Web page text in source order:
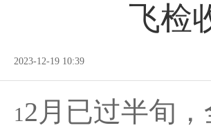
飞检
2023-12-19 10:39
1 2月已过半旬